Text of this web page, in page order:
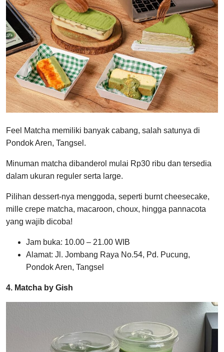
Feel Matcha memiliki banyak cabang, salah satunya di
Pondok Aren, Tangsel.
Minuman matcha dibanderol mulai Rp30 ribu dan tersedia
dalam ukuran reguler serta large.
Pilihan dessert-nya menggoda, seperti burnt cheesecake,
mille crepe matcha, macaroon, choux, hingga pannacota
yang wajib dicoba!
Jam buka: 10.00 – 21.00 WIB
Alamat: Jl. Jombang Raya No.54, Pd. Pucung,
Pondok Aren, Tangsel
4. Matcha by Gish